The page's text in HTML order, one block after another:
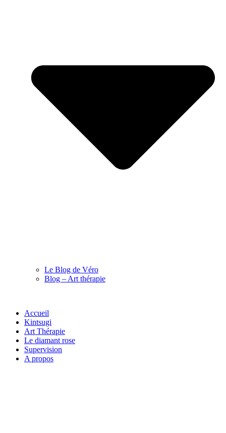
Le Blog de Véro
Blog – Art thérapie
Accueil
Kintsugi
Art Thérapie
Le diamant rose
Supervision
A propos